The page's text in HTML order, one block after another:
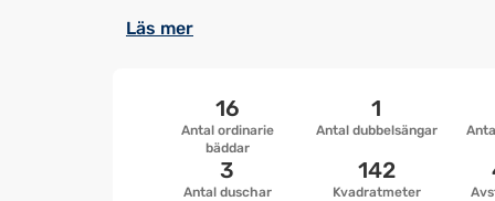
Läs mer
Antal ordinarie
bäddar
16
Antal dubbelsängar
1
Antal duschar
3
Kvadratmeter
142